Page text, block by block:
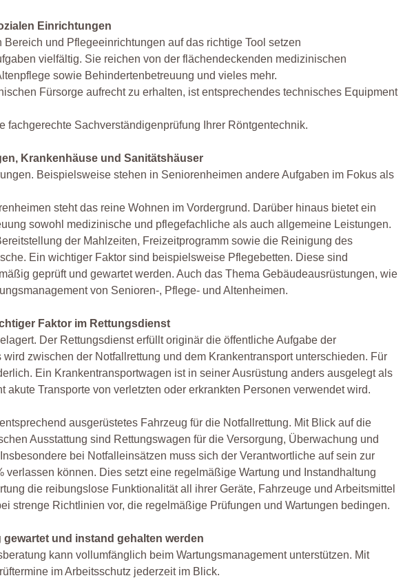
Einrichtungen
und Pflegeeinrichtungen auf das richtige Tool setzen
vielfältig. Sie reichen von der flächendeckenden medizinischen
sowie Behindertenbetreuung und vieles mehr.
Fürsorge aufrecht zu erhalten, ist entsprechendes technisches Equipment
fachgerechte Sachverständigenprüfung Ihrer Röntgentechnik.
Krankenhäuse und Sanitätshäuser
Beispielsweise stehen in Seniorenheimen andere Aufgaben im Fokus als
steht das reine Wohnen im Vordergrund. Darüber hinaus bietet ein
sowohl medizinische und pflegefachliche als auch allgemeine Leistungen.
der Mahlzeiten, Freizeitprogramm sowie die Reinigung des
Ein wichtiger Faktor sind beispielsweise Pflegebetten. Diese sind
geprüft und gewartet werden. Auch das Thema Gebäudeausrüstungen, wie
von Senioren-, Pflege- und Altenheimen.
Faktor im Rettungsdienst
Der Rettungsdienst erfüllt originär die öffentliche Aufgabe der
zwischen der Notfallrettung und dem Krankentransport unterschieden. Für
Ein Krankentransportwagen ist in seiner Ausrüstung anders ausgelegt als
akute Transporte von verletzten oder erkrankten Personen verwendet wird.
ausgerüstetes Fahrzeug für die Notfallrettung. Mit Blick auf die
Ausstattung sind Rettungswagen für die Versorgung, Überwachung und
bei Notfalleinsätzen muss sich der Verantwortliche auf sein zur
verlassen können. Dies setzt eine regelmäßige Wartung und Instandhaltung
die reibungslose Funktionalität all ihrer Geräte, Fahrzeuge und Arbeitsmittel
strenge Richtlinien vor, die regelmäßige Prüfungen und Wartungen bedingen.
und instand gehalten werden
kann vollumfänglich beim Wartungsmanagement unterstützen. Mit
im Arbeitsschutz jederzeit im Blick.